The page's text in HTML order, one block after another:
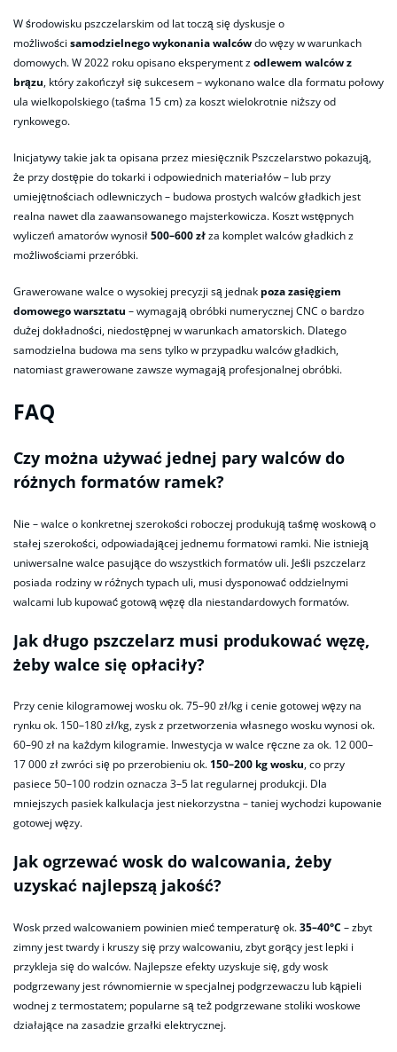
W środowisku pszczelarskim od lat toczą się dyskusje o
możliwości samodzielnego wykonania walcówdo węzy w warunkach
domowych. W 2022 roku opisano eksperyment zodlewem walców z
brązu, który zakończył się sukcesem – wykonano walce dla formatu połowy
ula wielkopolskiego (taśma 15 cm) za koszt wielokrotnie niższy od
rynkowego.
Inicjatywy takie jak ta opisana przez miesięcznik Pszczelarstwo pokazują,
że przy dostępie do tokarki i odpowiednich materiałów – lub przy
umiejętnościach odlewniczych – budowa prostych walców gładkich jest
realna nawet dla zaawansowanego majsterkowicza. Koszt wstępnych
wyliczeń amatorów wynosił 500–600 złza komplet walców gładkich z
możliwościami przeróbki.​
Grawerowane walce o wysokiej precyzji są jednak poza zasięgiem
domowego warsztatu – wymagają obróbki numerycznej CNC o bardzo
dużej dokładności, niedostępnej w warunkach amatorskich. Dlatego
samodzielna budowa ma sens tylko w przypadku walców gładkich,
natomiast grawerowane zawsze wymagają profesjonalnej obróbki.
FAQ
Czy można używać jednej pary walców do
różnych formatów ramek?
Nie – walce o konkretnej szerokości roboczej produkują taśmę woskową o
stałej szerokości, odpowiadającej jednemu formatowi ramki. Nie istnieją
uniwersalne walce pasujące do wszystkich formatów uli. Jeśli pszczelarz
posiada rodziny w różnych typach uli, musi dysponować oddzielnymi
walcami lub kupować gotową węzę dla niestandardowych formatów.
Jak długo pszczelarz musi produkować węzę,
żeby walce się opłaciły?
Przy cenie kilogramowej wosku ok. 75–90 zł/kg i cenie gotowej węzy na
rynku ok. 150–180 zł/kg, zysk z przetworzenia własnego wosku wynosi ok.
60–90 zł na każdym kilogramie. Inwestycja w walce ręczne za ok. 12 000–
17 000 zł zwróci się po przerobieniu ok. 150–200 kg wosku, co przy
pasiece 50–100 rodzin oznacza 3–5 lat regularnej produkcji. Dla
mniejszych pasiek kalkulacja jest niekorzystna – taniej wychodzi kupowanie
gotowej węzy.
Jak ogrzewać wosk do walcowania, żeby
uzyskać najlepszą jakość?
Wosk przed walcowaniem powinien mieć temperaturę ok.35–40°C – zbyt
zimny jest twardy i kruszy się przy walcowaniu, zbyt gorący jest lepki i
przykleja się do walców. Najlepsze efekty uzyskuje się, gdy wosk
podgrzewany jest równomiernie w specjalnej podgrzewaczu lub kąpieli
wodnej z termostatem; popularne są też podgrzewane stoliki woskowe
działające na zasadzie grzałki elektrycznej.